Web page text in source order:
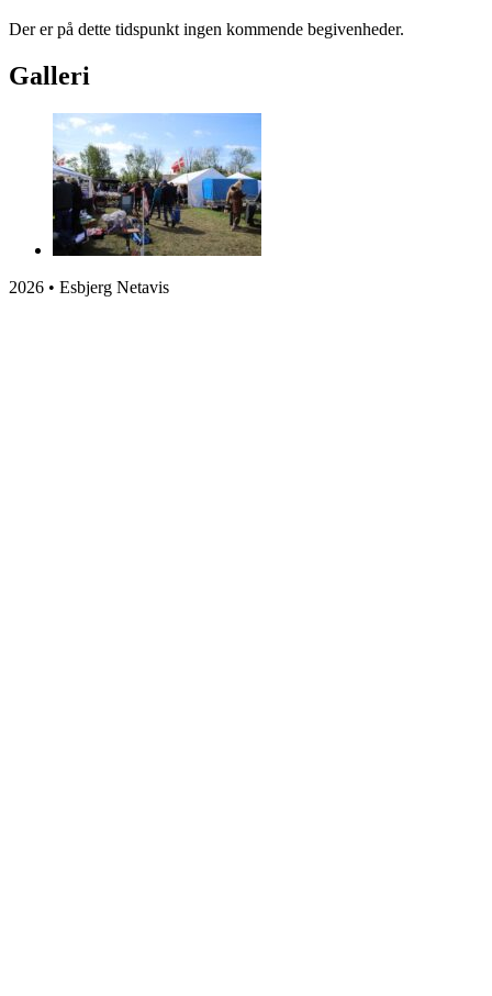
Der er på dette tidspunkt ingen kommende begivenheder.
Galleri
2026 • Esbjerg Netavis